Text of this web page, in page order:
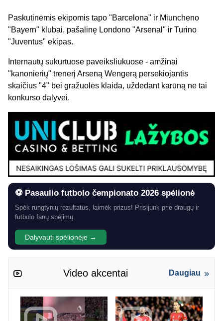
Paskutinėmis ekipomis tapo "Barcelona" ir Miuncheno
"Bayern" klubai, pašalinę Londono "Arsenal" ir Turino
"Juventus" ekipas.
Internautų sukurtuose paveiksliukuose - amžinai
"kanonierių" trenerį Arseną Wengerą persekiojantis
skaičius "4" bei gražuolės klaida, uždedant karūną ne tai
konkurso dalyvei.
⚽ Pasaulio futbolo čempionato 2026 spėlionė
Spėk rungtynių rezultatus, laimėk prizus! Prisijunk prie draugų ir
futbolo fanų spėjimų.
Dalyvauti spėlionėje →
Video akcentai Daugiau